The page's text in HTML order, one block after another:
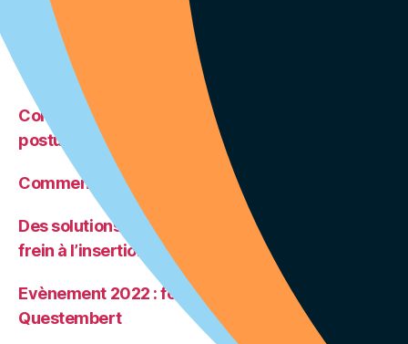
Articles récents
Comment mettre son CV sur pôle emploi et
postuler ?
Comment rédiger son CV ?
Des solutions pour que la mobilité ne soit plus un
frein à l’insertion professionnelle et sociale
Evènement 2022 : forum de l’emploi à
Questembert